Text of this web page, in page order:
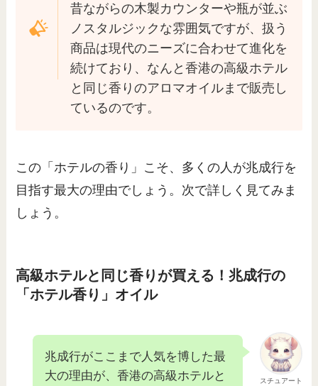
昔ながらの木製カウンターや瓶が並ぶ
ノスタルジックな雰囲気ですが、扱う
商品は現代のニーズに合わせて進化を
続けており、なんと香港の高級ホテル
と同じ香りのアロマオイルまで販売し
ているのです。
この「ホテルの香り」こそ、多くの人が兆成行を
目指す最大の理由でしょう。次で詳しく見てみま
しょう。
高級ホテルと同じ香りが買える！兆成行の
「ホテル香り」オイル
スチュアート
兆成行がここまで人気を博した最
大の理由が、香港の高級ホテルと